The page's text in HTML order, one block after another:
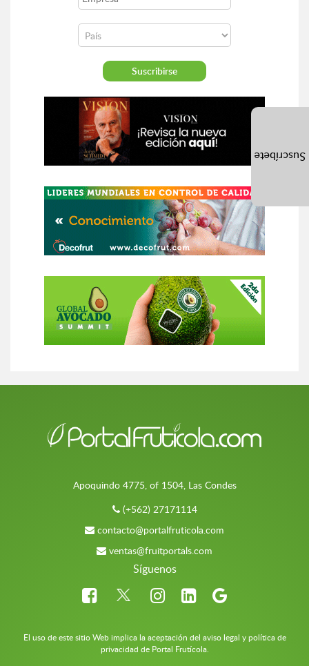
Apoquindo 4775, of 1504, Las Condes
(+562) 27171114
contacto@portalfruticola.com
ventas@fruitportals.com
Síguenos
El uso de este sitio Web implica la aceptación del aviso legal y política de
privacidad de Portal Frutícola.
Suscríbete